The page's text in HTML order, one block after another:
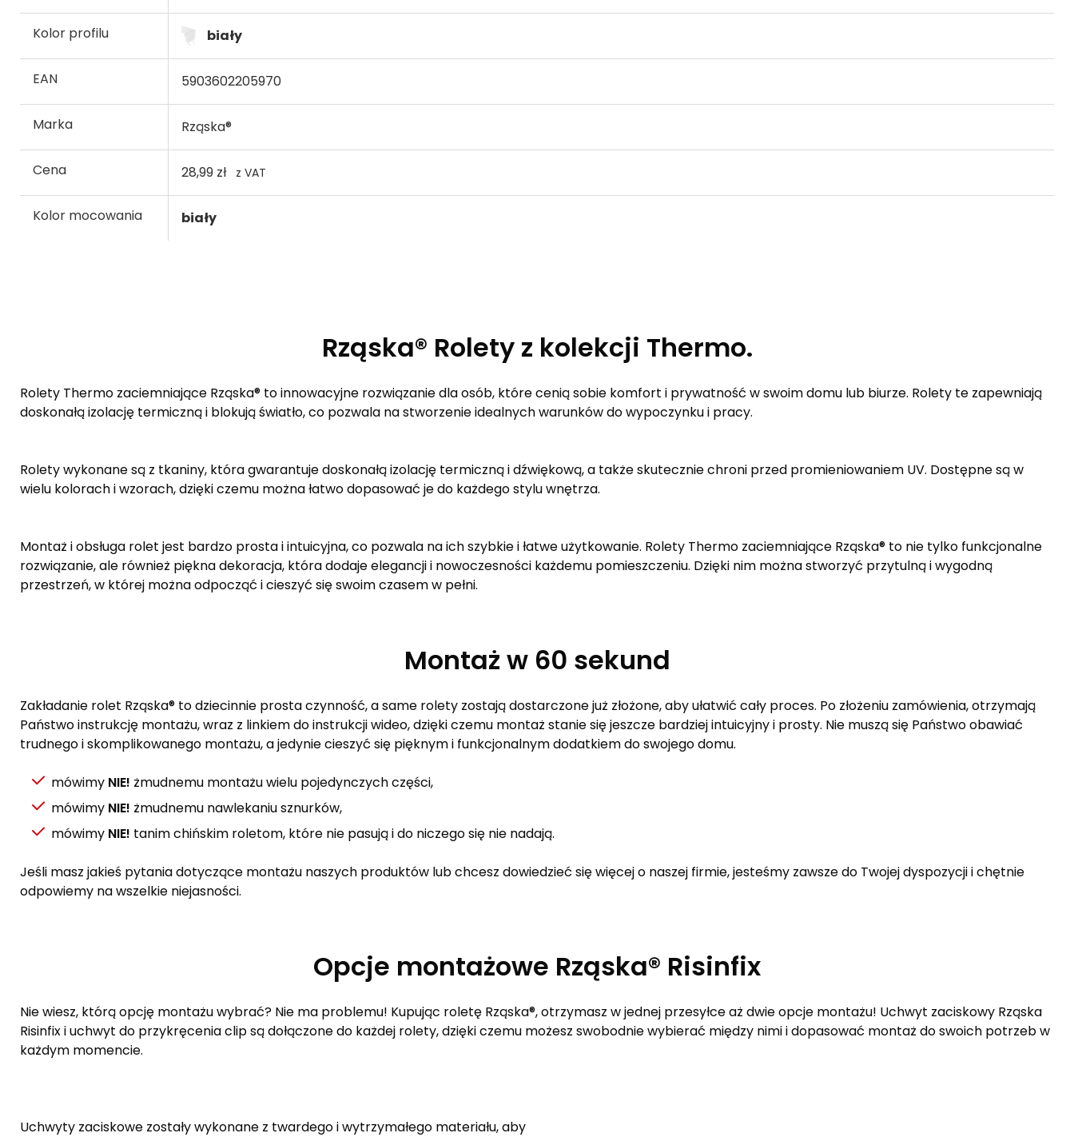
Kolor profilu biały
EAN 5903602205970
Marka Rząska®
Cena 28,99 zł z VAT
Kolor mocowania biały
Rząska® Rolety z kolekcji Thermo.
Rolety Thermo zaciemniające Rząska® to innowacyjne rozwiązanie dla osób, które cenią sobie komfort i prywatność w swoim domu lub biurze. Rolety te zapewniają
doskonałą izolację termiczną i blokują światło, co pozwala na stworzenie idealnych warunków do wypoczynku i pracy.
Rolety wykonane są z tkaniny, która gwarantuje doskonałą izolację termiczną i dźwiękową, a także skutecznie chroni przed promieniowaniem UV. Dostępne są w
wielu kolorach i wzorach, dzięki czemu można łatwo dopasować je do każdego stylu wnętrza.
Montaż i obsługa rolet jest bardzo prosta i intuicyjna, co pozwala na ich szybkie i łatwe użytkowanie. Rolety Thermo zaciemniające Rząska® to nie tylko funkcjonalne
rozwiązanie, ale również piękna dekoracja, która dodaje elegancji i nowoczesności każdemu pomieszczeniu. Dzięki nim można stworzyć przytulną i wygodną
przestrzeń, w której można odpocząć i cieszyć się swoim czasem w pełni.
Montaż w 60 sekund
Zakładanie rolet Rząska® to dziecinnie prosta czynność, a same rolety zostają dostarczone już złożone, aby ułatwić cały proces. Po złożeniu zamówienia, otrzymają
Państwo instrukcję montażu, wraz z linkiem do instrukcji wideo, dzięki czemu montaż stanie się jeszcze bardziej intuicyjny i prosty. Nie muszą się Państwo obawiać
trudnego i skomplikowanego montażu, a jedynie cieszyć się pięknym i funkcjonalnym dodatkiem do swojego domu.
mówimy NIE! żmudnemu montażu wielu pojedynczych części,
mówimy NIE! żmudnemu nawlekaniu sznurków,
mówimy NIE! tanim chińskim roletom, które nie pasują i do niczego się nie nadają.
Jeśli masz jakieś pytania dotyczące montażu naszych produktów lub chcesz dowiedzieć się więcej o naszej firmie, jesteśmy zawsze do Twojej dyspozycji i chętnie
odpowiemy na wszelkie niejasności.
Opcje montażowe Rząska® Risinfix
Nie wiesz, którą opcję montażu wybrać? Nie ma problemu! Kupując roletę Rząska®, otrzymasz w jednej przesyłce aż dwie opcje montażu! Uchwyt zaciskowy Rząska
Risinfix i uchwyt do przykręcenia clip są dołączone do każdej rolety, dzięki czemu możesz swobodnie wybierać między nimi i dopasować montaż do swoich potrzeb w
każdym momencie.
Uchwyty zaciskowe zostały wykonane z twardego i wytrzymałego materiału, aby